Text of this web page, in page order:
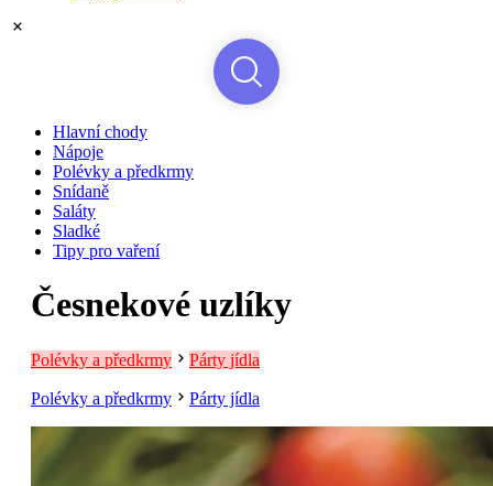
Hlavní chody
Nápoje
Polévky a předkrmy
Snídaně
Saláty
Sladké
Tipy pro vaření
Česnekové uzlíky
Polévky a předkrmy Párty jídla
Polévky a předkrmy Párty jídla